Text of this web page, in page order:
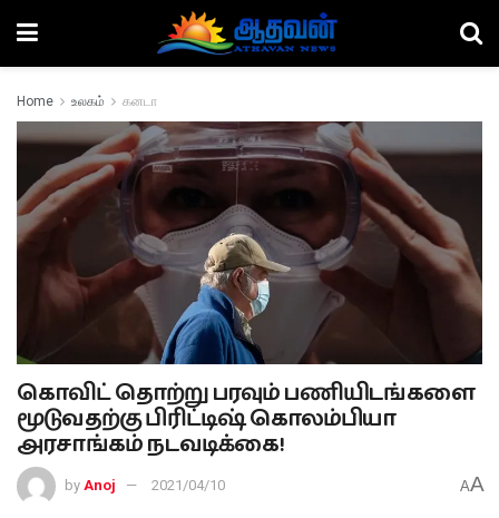
Home உலகம் கனடா
கொவிட் தொற்று பரவும் பணியிடங்களை
மூடுவதற்கு பிரிட்டிஷ் கொலம்பியா
அரசாங்கம் நடவடிக்கை!
by Anoj 2021/04/10 AA